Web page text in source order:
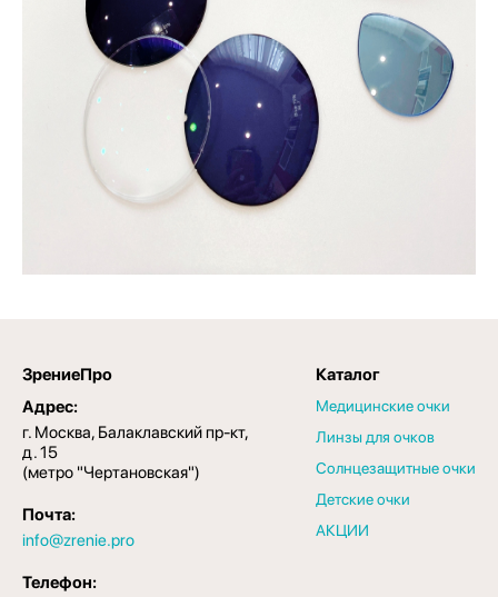
ЗрениеПро
Адрес:
г. Москва, Балаклавский пр-кт,
д. 15
(метро "Чертановская")
Почта:
info@zrenie.pro
Телефон:
Каталог
Медицинские очки
Линзы для очков
Солнцезащитные очки
Детские очки
АКЦИИ